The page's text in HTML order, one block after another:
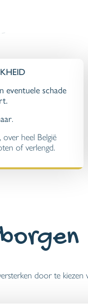
eventuele schade
.
heel België
of verlengd.
door te